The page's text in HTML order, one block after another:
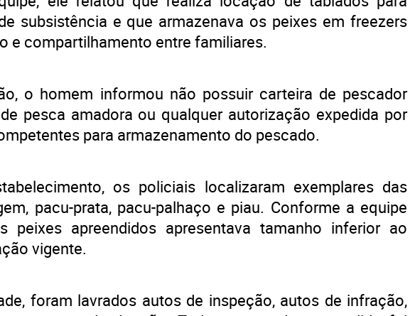
subsistência e que armazenava os peixes em freezers
e compartilhamento entre familiares.
o homem informou não possuir carteira de pescador
pesca amadora ou qualquer autorização expedida por
para armazenamento do pescado.
os policiais localizaram exemplares das
pacu-prata, pacu-palhaço e piau. Conforme a equipe
peixes apreendidos apresentava tamanho inferior ao
vigente.
foram lavrados autos de inspeção, autos de infração,